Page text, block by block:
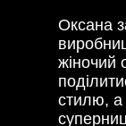
Оксана
жіночий
стилю, а